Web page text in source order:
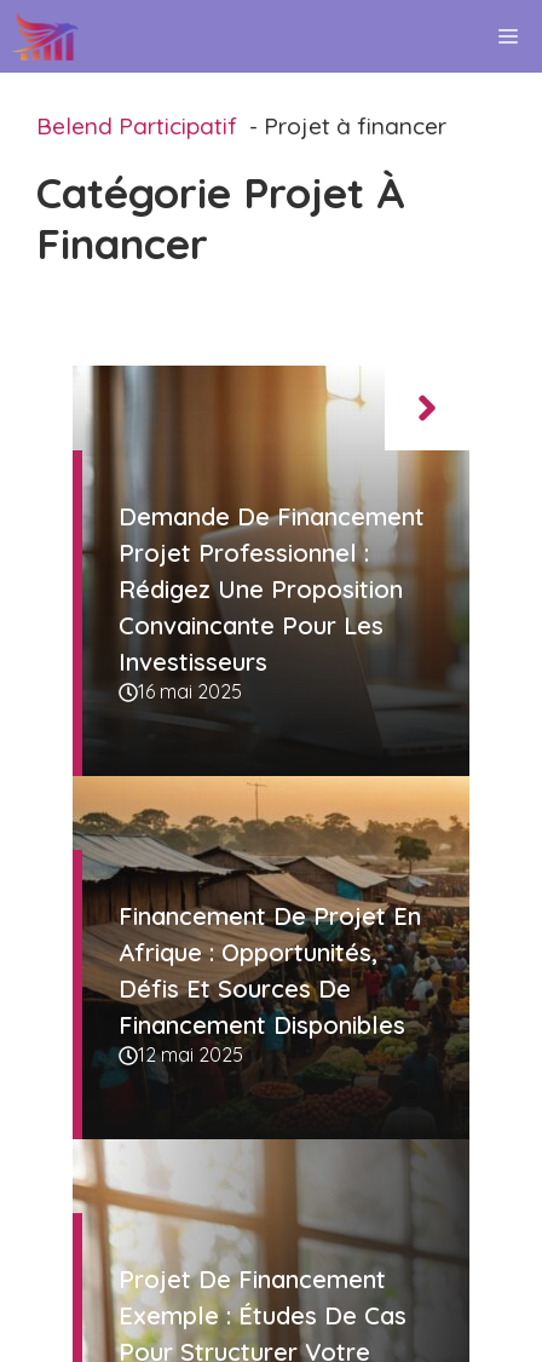
Aller
au
Belend Participatif Projet à financer
Catégorie Projet À
Financer
Demande De Financement
Projet Professionnel :
Rédigez Une Proposition
Convaincante Pour Les
Investisseurs
16 mai 2025
Financement De Projet En
Afrique : Opportunités,
Défis Et Sources De
Financement Disponibles
12 mai 2025
Projet De Financement
Exemple : Études De Cas
Pour Structurer Votre